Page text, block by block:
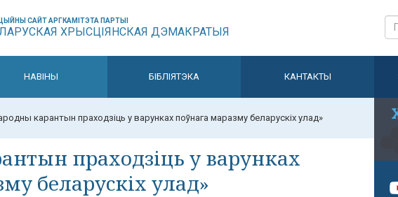
САЙТ АРГКАМІТЭТА ПАРТЫІ
ХРЫСЦІЯНСКАЯ ДЭМАКРАТЫЯ
НАВІНЫ БІБЛІЯТЭКА КАНТАКТЫ
карантын праходзіць у варунках поўнага маразму беларускіх улад»
праходзіць у варунках
беларускіх улад»